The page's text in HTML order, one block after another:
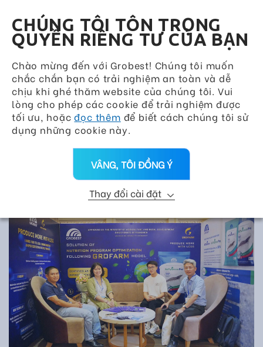
CHÚNG TÔI TÔN TRỌNG
QUYỀN RIÊNG TƯ CỦA BẠN
Chào mừng đến với Grobest! Chúng tôi muốn
chắc chắn bạn có trải nghiệm an toàn và dễ
chịu khi ghé thăm website của chúng tôi. Vui
lòng cho phép các cookie để trải nghiệm được
tối ưu, hoặcđọc thêm để biết cách chúng tôi sử
dụng những cookie này.
VÂNG, TÔI ĐỒNG Ý
Thay đổi cài đặt